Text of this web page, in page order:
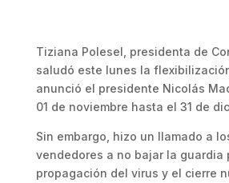
Tiziana Polesel, presidenta de
saludó este lunes la
anunció el presidente Nicolás
01 de noviembre hasta el 31 de
Sin embargo, hizo un llamado a
vendedores a no bajar la guardia
propagación del virus y el cierre